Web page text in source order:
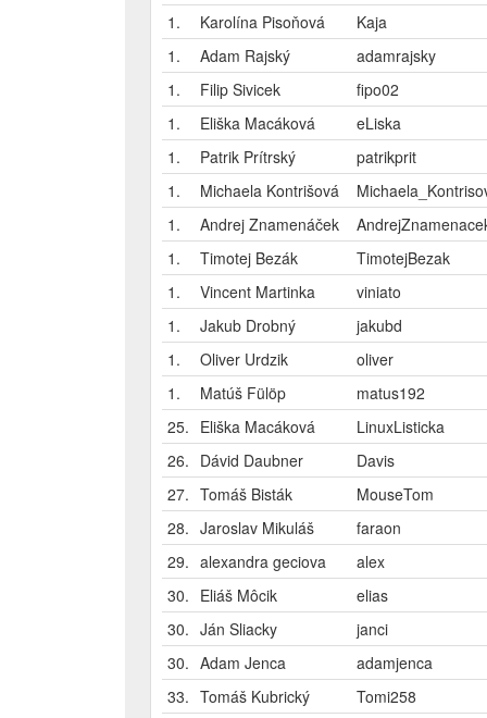
1.
Karolína Pisoňová
Kaja
1.
Adam Rajský
adamrajsky
1.
Filip Sivicek
fipo02
1.
Eliška Macáková
eLiska
1.
Patrik Prítrský
patrikprit
1.
Michaela Kontrišová
1.
Andrej Znamenáček
1.
Timotej Bezák
TimotejBezak
1.
Vincent Martinka
viniato
1.
Jakub Drobný
jakubd
1.
Oliver Urdzik
oliver
1.
Matúš Fülöp
matus192
25. Eliška Macáková
LinuxListicka
26. Dávid Daubner
Davis
27. Tomáš Bisták
MouseTom
28. Jaroslav Mikuláš
faraon
29. alexandra geciova
alex
30. Eliáš Môcik
elias
30. Ján Sliacky
janci
30. Adam Jenca
adamjenca
33. Tomáš Kubrický
Tomi258